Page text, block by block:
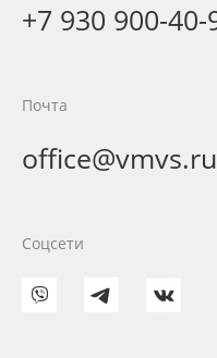
+7 930 900-40-
Почта
office@vmvs.ru
Соцсети